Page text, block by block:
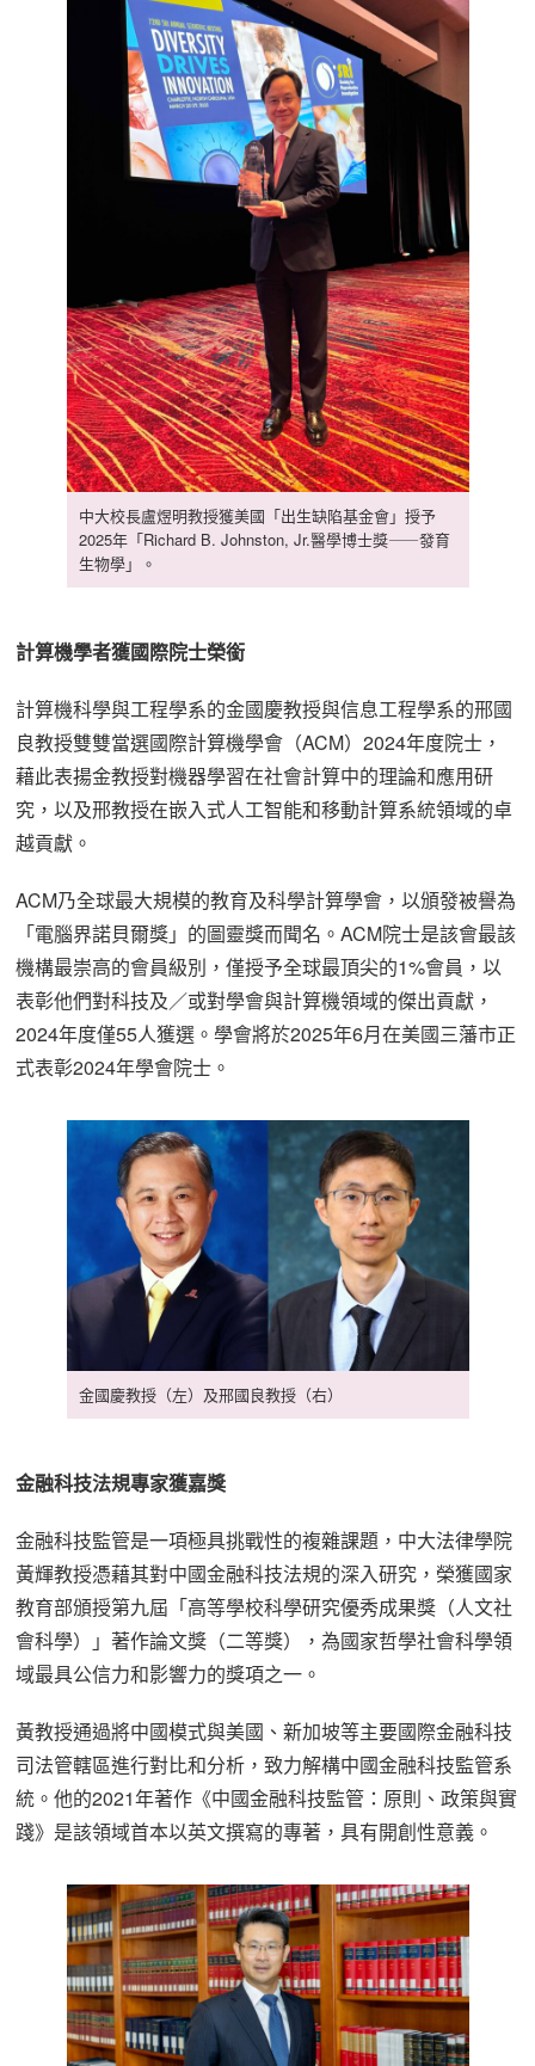
中大校長盧煜明教授獲美國「出生缺陷基金會」授予
2025年「Richard B. Johnston, Jr.醫學博士獎⸺發育
生物學」。
計算機學者獲國際院士榮銜
計算機科學與工程學系的金國慶教授與信息工程學系的邢國
良教授雙雙當選國際計算機學會（ACM）2024年度院士，
藉此表揚金教授對機器學習在社會計算中的理論和應用研
究，以及邢教授在嵌入式人工智能和移動計算系統領域的卓
越貢獻。
ACM乃全球最大規模的教育及科學計算學會，以頒發被譽為
「電腦界諾貝爾獎」的圖靈獎而聞名。ACM院士是該會最該
機構最崇高的會員級別，僅授予全球最頂尖的1%會員，以
表彰他們對科技及／或對學會與計算機領域的傑出貢獻，
2024年度僅55人獲選。學會將於2025年6月在美國三藩市正
式表彰2024年學會院士。
金國慶教授（左）及邢國良教授（右）
金融科技法規專家獲嘉獎
金融科技監管是一項極具挑戰性的複雜課題，中大法律學院
黃輝教授憑藉其對中國金融科技法規的深入研究，榮獲國家
教育部頒授第九屆「高等學校科學研究優秀成果獎（人文社
會科學）」著作論文獎（二等獎），為國家哲學社會科學領
域最具公信力和影響力的獎項之一。
黃教授通過將中國模式與美國、新加坡等主要國際金融科技
司法管轄區進行對比和分析，致力解構中國金融科技監管系
統。他的2021年著作《中國金融科技監管：原則、政策與實
踐》是該領域首本以英文撰寫的專著，具有開創性意義。